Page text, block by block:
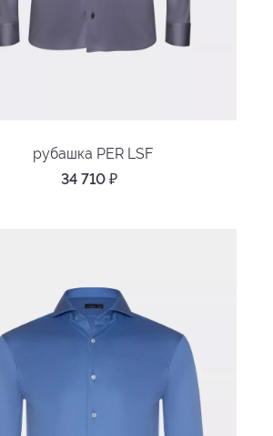
рубашка PER LSF
34 710 ₽